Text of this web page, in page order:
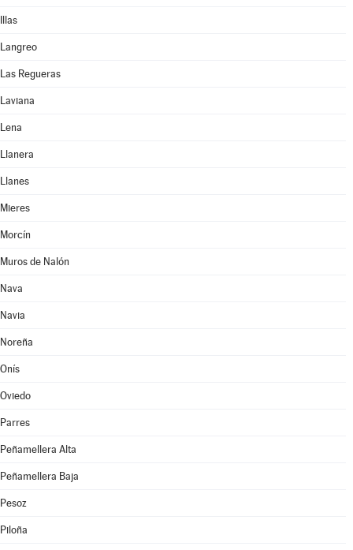
Illas
Langreo
Las Regueras
Laviana
Lena
Llanera
Llanes
Mieres
Morcín
Muros de Nalón
Nava
Navia
Noreña
Onís
Oviedo
Parres
Peñamellera Alta
Peñamellera Baja
Pesoz
Piloña